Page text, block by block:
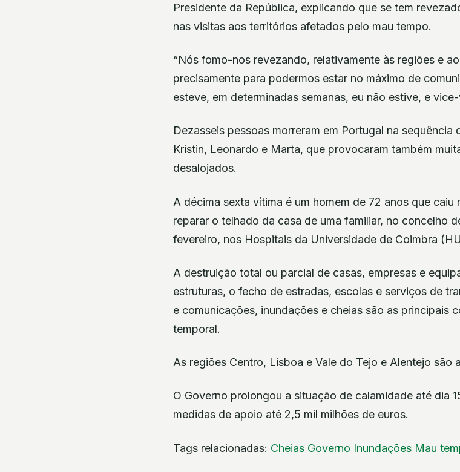
Presidente da República, explicando que se tem
nas visitas aos territórios afetados pelo mau tempo.
“Nós fomo-nos revezando, relativamente às regiões e
precisamente para podermos estar no máximo de
esteve, em determinadas semanas, eu não estive, e vice-
Dezasseis pessoas morreram em Portugal na sequência
Kristin, Leonardo e Marta, que provocaram também
desalojados.
A décima sexta vítima é um homem de 72 anos que
reparar o telhado da casa de uma familiar, no concelho
fevereiro, nos Hospitais da Universidade de Coimbra
A destruição total ou parcial de casas, empresas e
estruturas, o fecho de estradas, escolas e serviços de
e comunicações, inundações e cheias são as principais
temporal.
As regiões Centro, Lisboa e Vale do Tejo e Alentejo são
O Governo prolongou a situação de calamidade até dia
medidas de apoio até 2,5 mil milhões de euros.
Tags relacionadas: Cheias Governo Inundações Mau